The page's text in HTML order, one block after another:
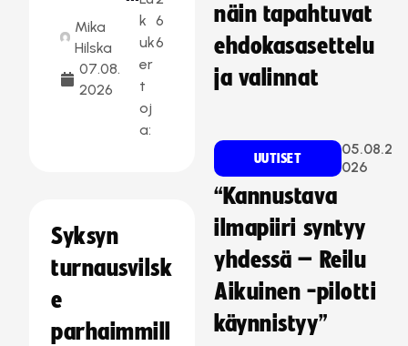
Mika
Hilska
07.08.
2026
k
uk
er
t
oj
a:
6
6
Syksyn
turnausvilsk
e
parhaimmill
näin tapahtuvat
ehdokasasettelu
ja valinnat
UUTISET
05.08.2
026
“Kannustava
ilmapiiri syntyy
yhdessä – Reilu
Aikuinen -pilotti
käynnistyy”